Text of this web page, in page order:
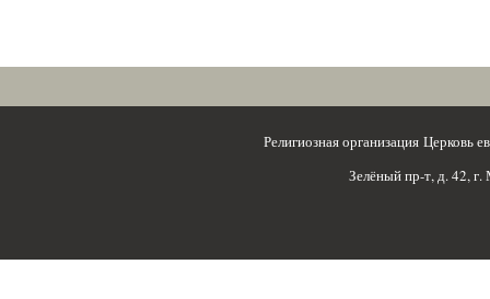
Религиозная организация
Зелёный пр-т, д. 42,